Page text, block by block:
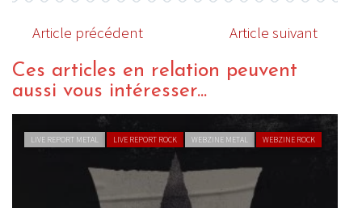
Article précédent Article suivant
Ces articles en relation peuvent
aussi vous intéresser...
LIVE REPORT METAL LIVE REPORT ROCK WEBZINE METAL WEBZINE ROCK